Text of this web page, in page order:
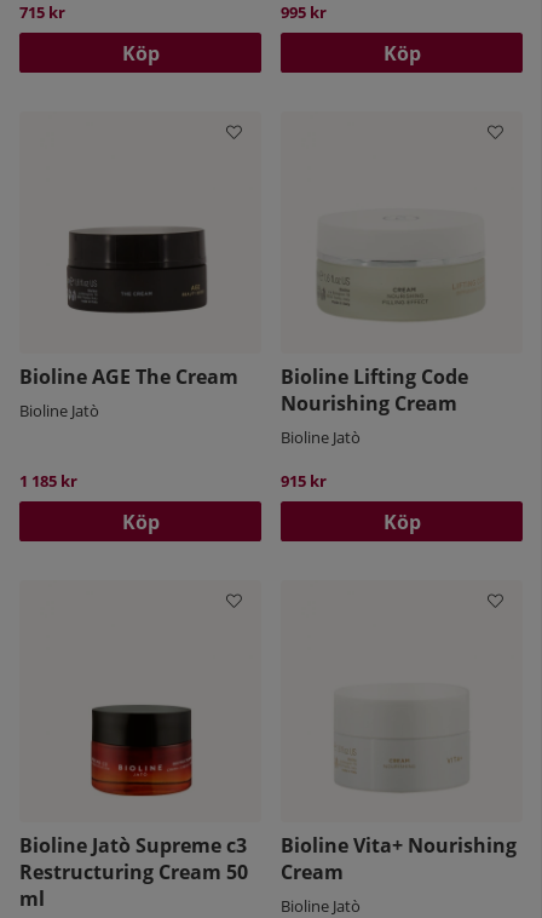
715 kr
Köp
995 kr
Köp
Bioline AGE The Cream
Bioline Jatò
1 185 kr
Köp
Bioline Lifting Code
Nourishing Cream
Bioline Jatò
915 kr
Köp
Bioline Jatò Supreme c3
Restructuring Cream 50
ml
Bioline Vita+ Nourishing
Cream
Bioline Jatò